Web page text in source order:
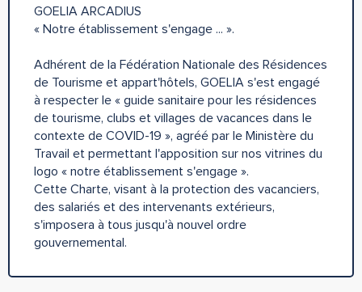
GOELIA ARCADIUS
« Notre établissement s'engage ... ».
Adhérent de la Fédération Nationale des Résidences
de Tourisme et appart'hôtels, GOELIA s'est engagé
à respecter le « guide sanitaire pour les résidences
de tourisme, clubs et villages de vacances dans le
contexte de COVID-19 », agréé par le Ministère du
Travail et permettant l'apposition sur nos vitrines du
logo « notre établissement s'engage ».
Cette Charte, visant à la protection des vacanciers,
des salariés et des intervenants extérieurs,
s'imposera à tous jusqu'à nouvel ordre
gouvernemental.